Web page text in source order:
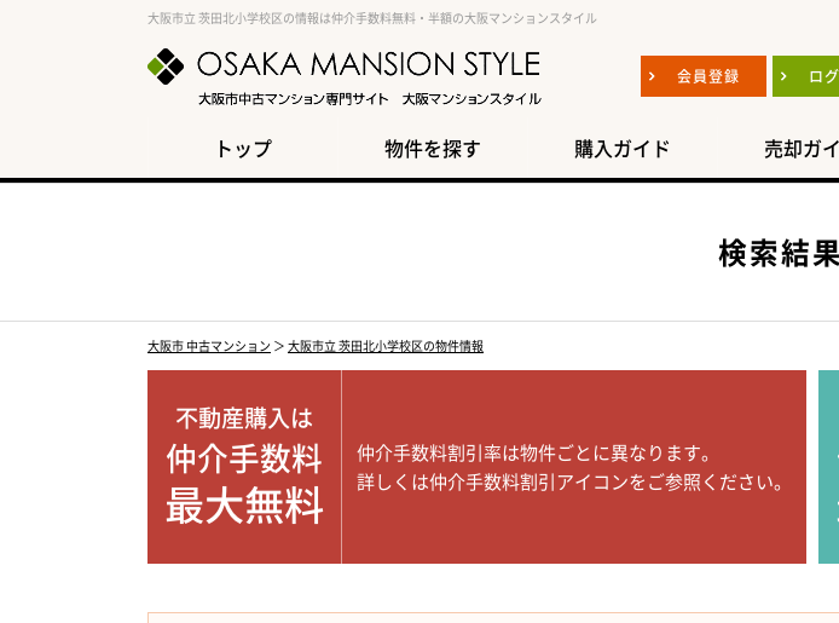
大阪市立 茨田北小学校区の情報は仲介手数料無料・半額の大阪マンションスタイル
会員登録 ロ
トップ 物件を探す 購入ガイド 売却ガ
検索結
大阪市 中古マンション ＞ 大阪市立 茨田北小学校区の物件情報
不動産購入は
仲介手数料
最大無料
仲介手数料割引率は物件ごとに異なります。
詳しくは仲介手数料割引アイコンをご参照ください。